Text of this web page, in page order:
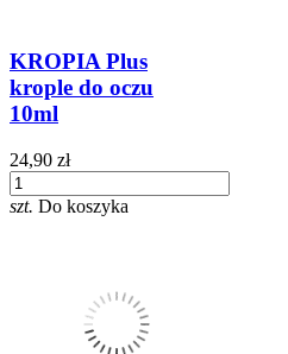
KROPIA Plus
krople do oczu
10ml
24,90 zł
szt. Do koszyka